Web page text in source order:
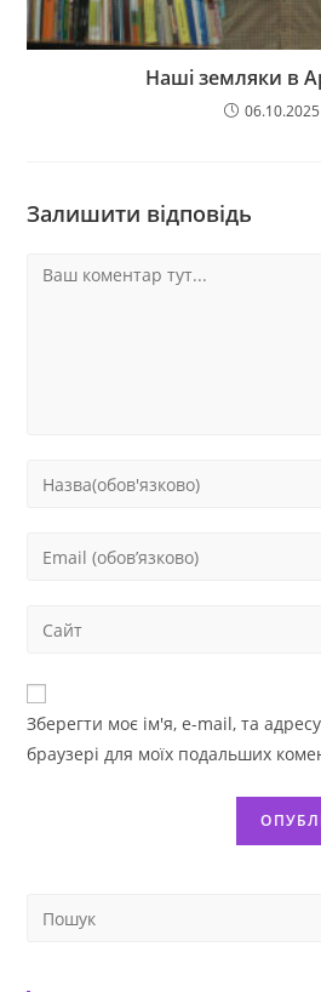
Наші земляки в
06.10.2025
Залишити відповідь
Зберегти моє ім'я, e-mail, та
браузері для моїх подальших